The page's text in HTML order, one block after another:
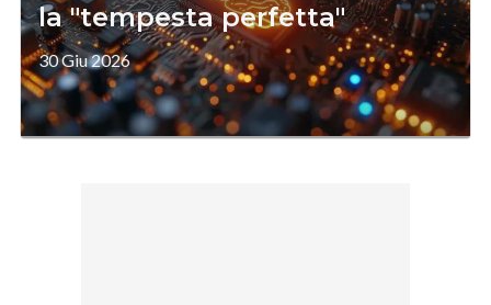
la "tempesta perfetta"
30 Giu 2026